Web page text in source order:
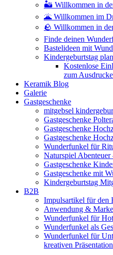
🏜️ Willkommen in
🌋 Willkommen im
🪨 Willkommen in
Finde deinen
Bastelideen mit
Kindergeburtstag
Kostenlose
zum
Keramik Blog
Galerie
Gastgeschenke
mitgebsel
Gastgeschenke
Gastgeschenke
Gastgeschenke
Wunderfunkel für
Naturspiel
Gastgeschenke
Gastgeschenke mit
Kindergeburtstag
B2B
Impulsartikel für den
Anwendung &
Wunderfunkel für
Wunderfunkel als
Wunderfunkel für
kreativen